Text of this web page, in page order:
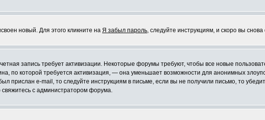
новый. Для этого кликните на Я забыл пароль, следуйте инструкциям, и скоро вы
запись требует активизации. Некоторые форумы требуют, чтобы все новые
по которой требуется активизация, — она уменьшает возможности для анонимных
прислан e-mail, то следуйте инструкциям в письме, если вы не получили письмо, то
с администратором форума.